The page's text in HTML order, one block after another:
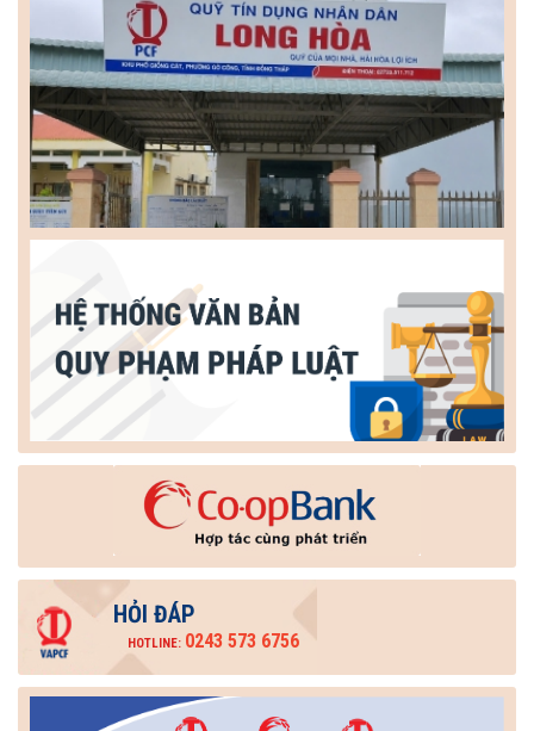
HỎI ĐÁP
HOTLINE: 0243 573 6756